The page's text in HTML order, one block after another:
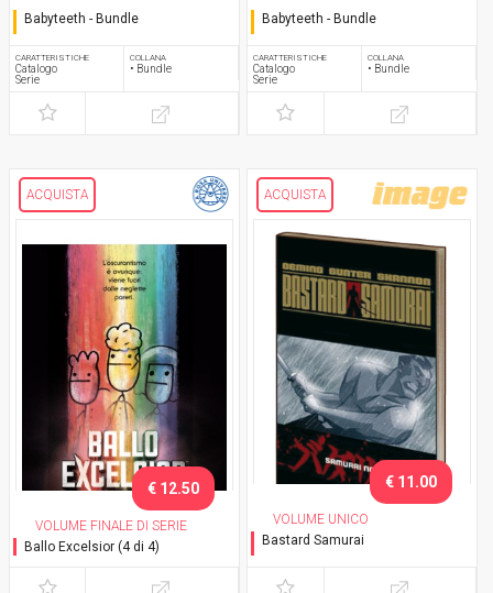
Babyteeth - Bundle
CARATTERISTICHE
Catalogo
Serie
COLLANA
• Bundle
Babyteeth - Bundle
CARATTERISTICHE
Catalogo
Serie
COLLANA
• Bundle
ACQUISTA
VOLUME FINALE DI SERIE
Ballo Excelsior (4 di 4)
€ 12.50
ACQUISTA
VOLUME UNICO
Bastard Samurai
€ 11.00